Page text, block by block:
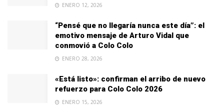
ENERO 12, 2026
“Pensé que no llegaría nunca este día”: el
emotivo mensaje de Arturo Vidal que
conmovió a Colo Colo
ENERO 28, 2026
«Está listo»: confirman el arribo de nuevo
refuerzo para Colo Colo 2026
ENERO 15, 2026